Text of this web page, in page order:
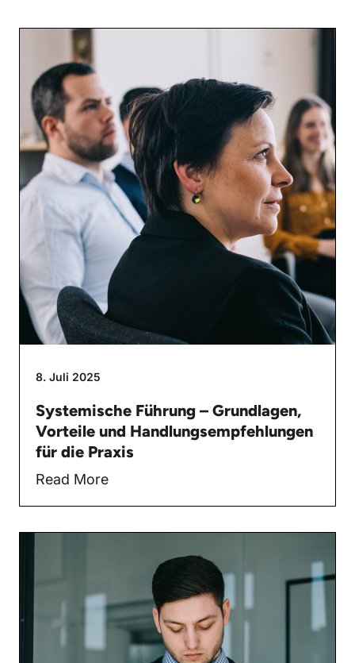
8. Juli 2025
Systemische Führung – Grundlagen,
Vorteile und Handlungsempfehlungen
für die Praxis
Read More